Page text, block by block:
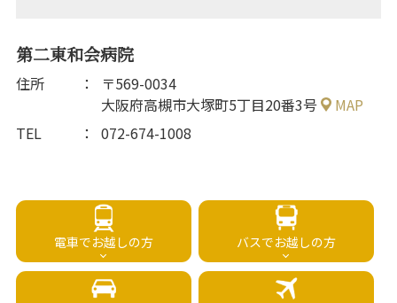
第二東和会病院
住所
〒569-0034
大阪府高槻市大塚町5丁目20番3号
MAP
TEL
072-674-1008
電車でお越しの方 バスでお越しの方